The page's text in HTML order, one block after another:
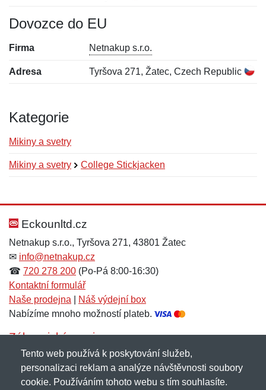
Dovozce do EU
Firma Netnakup s.r.o.
Adresa Tyršova 271, Žatec, Czech Republic
Kategorie
Mikiny a svetry
Mikiny a svetry College Stickjacken
Hodnocení:
Jméno: *
Zpráva*
Jméno:
E-mail:*
Eckounltd.cz
Netnakup s.r.o., Tyršova 271, 43801 Žatec
✉ info@netnakup.cz
☎ 720 278 200 (Po-Pá 8:00-16:30)
Kontaktní formulář
Naše prodejna
Náš výdejní box
Nabízíme mnoho možností plateb.
Zákaznický servis
Novinky emailem
Tento web používá k poskytování služeb,
personalizaci reklam a analýze návštěvnosti soubory
cookie. Používáním tohoto webu s tím souhlasíte.